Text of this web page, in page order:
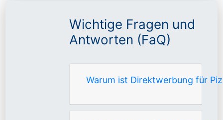
Wichtige Fragen und
Antworten (FaQ)
Warum ist Direktwerbung für